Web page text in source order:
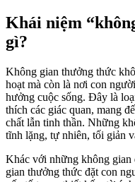
Khái niệm
gì?
Không gian thưởng thức
hoạt mà còn là nơi con
hưởng cuộc sống. Đây là
thích các giác quan, mang
chất lẫn tinh thần. Những
tĩnh lặng, tự nhiên, tối giản
Khác với những không gian
gian thưởng thức đặt con